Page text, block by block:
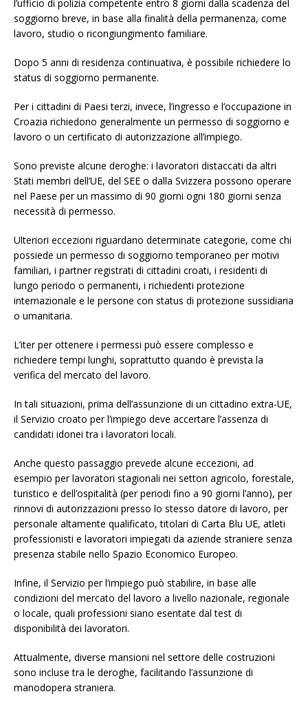
l’ufficio di polizia competente entro 8 giorni dalla scadenza del
soggiorno breve, in base alla finalità della permanenza, come
lavoro, studio o ricongiungimento familiare.
Dopo 5 anni di residenza continuativa, è possibile richiedere lo
status di soggiorno permanente.
Per i cittadini di Paesi terzi, invece, l’ingresso e l’occupazione in
Croazia richiedono generalmente un permesso di soggiorno e
lavoro o un certificato di autorizzazione all’impiego.
Sono previste alcune deroghe: i lavoratori distaccati da altri
Stati membri dell’UE, del SEE o dalla Svizzera possono operare
nel Paese per un massimo di 90 giorni ogni 180 giorni senza
necessità di permesso.
Ulteriori eccezioni riguardano determinate categorie, come chi
possiede un permesso di soggiorno temporaneo per motivi
familiari, i partner registrati di cittadini croati, i residenti di
lungo periodo o permanenti, i richiedenti protezione
internazionale e le persone con status di protezione sussidiaria
o umanitaria.
L’iter per ottenere i permessi può essere complesso e
richiedere tempi lunghi, soprattutto quando è prevista la
verifica del mercato del lavoro.
In tali situazioni, prima dell’assunzione di un cittadino extra-UE,
il Servizio croato per l’impiego deve accertare l’assenza di
candidati idonei tra i lavoratori locali.
Anche questo passaggio prevede alcune eccezioni, ad
esempio per lavoratori stagionali nei settori agricolo, forestale,
turistico e dell’ospitalità (per periodi fino a 90 giorni l’anno), per
rinnovi di autorizzazioni presso lo stesso datore di lavoro, per
personale altamente qualificato, titolari di Carta Blu UE, atleti
professionisti e lavoratori impiegati da aziende straniere senza
presenza stabile nello Spazio Economico Europeo.
Infine, il Servizio per l’impiego può stabilire, in base alle
condizioni del mercato del lavoro a livello nazionale, regionale
o locale, quali professioni siano esentate dal test di
disponibilità dei lavoratori.
Attualmente, diverse mansioni nel settore delle costruzioni
sono incluse tra le deroghe, facilitando l’assunzione di
manodopera straniera.